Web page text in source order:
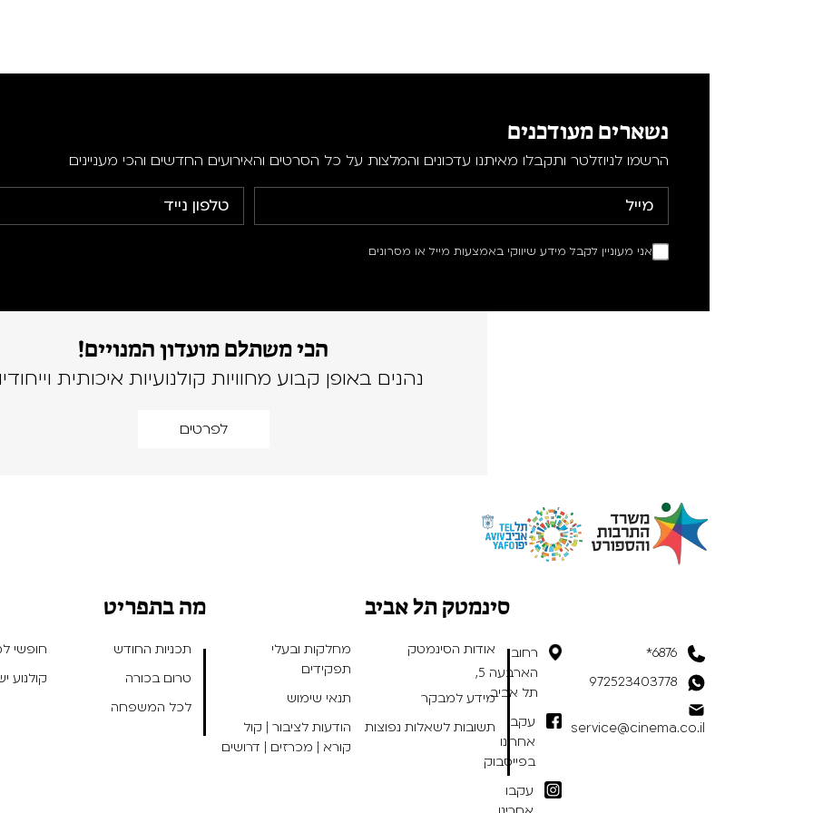
נשארים מעודכנים
הרשמו לניוזלטר ותקבלו מאיתנו עדכונים והמלצות על כל הסרטים והאירועים החדשים והכי מעניינים
אני מעוניין לקבל מידע שיווקי באמצעות מייל או מסרונים
הכי משתלם מועדון המנויים!
נהנים באופן קבוע מחוויות קולנועיות איכותית
לפרטים
6876*
972523403778
service@cinema.co.il
רחוב
הארבעה 5,
תל אביב
עקבו
אחרינו
בפייסבוק
עקבו
סינמטק תל אביב
אודות הסינמטק
מחלקות ובעלי
תפקידים
מידע למבקר
תנאי שימוש
תשובות לשאלות נפוצות
הודעות לציבור | קול
קורא | מכרזים | דרושים
מה בתפריט
תכניות החודש
חופשי
טרום בכורה
קולנוע
לכל המשפחה